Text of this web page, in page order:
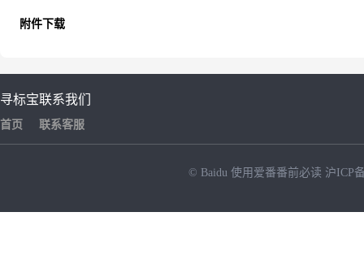
附件下载
寻标宝
首页
联系我们
联系客服
© Baidu 使用爱番番前必读 沪ICP